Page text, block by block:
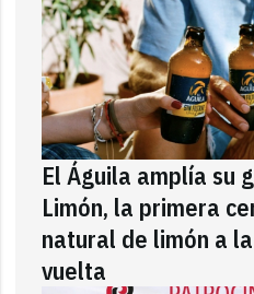
El Águila amplía su
Limón, la primera
natural de limón a
vuelta